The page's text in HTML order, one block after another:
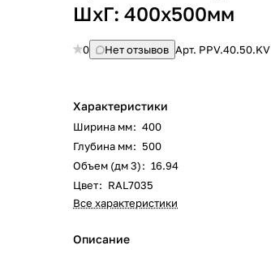
ШхГ: 400х500мм
0 Нет отзывов Арт. PPV.40.50.KV
Характеристики
Ширина мм: 400
Глубина мм: 500
Объем (дм 3): 16.94
Цвет: RAL7035
Все характеристики
Описание